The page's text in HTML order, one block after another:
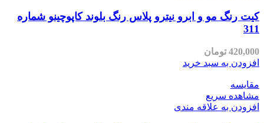
کیت رنگ مو و ابرو نیترو پلاس رنگ بلوند کاپوچینو شماره
311
420,000 تومان
افزودن به سبد خرید
مقایسه
مشاهده سریع
افزودن به علاقه مندی